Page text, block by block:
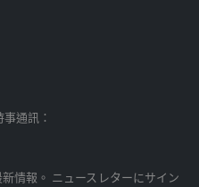
通訊：
情報。 ニュースレターにサイン